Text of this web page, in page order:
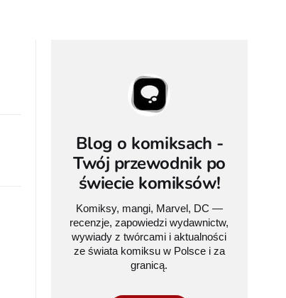
Blog o komiksach -
Twój przewodnik po
świecie komiksów!
Komiksy, mangi, Marvel, DC —
recenzje, zapowiedzi wydawnictw,
wywiady z twórcami i aktualności
ze świata komiksu w Polsce i za
granicą.